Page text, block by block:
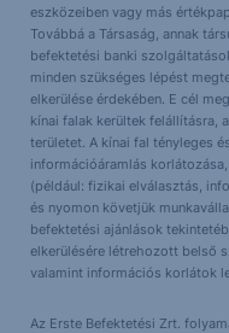
eszközeiben vagy más
Továbbá a Társaság, annak
befektetési banki
minden szükséges lépést
elkerülése érdekében. E cél
kínai falak kerültek felállításra,
területet. A kínai fal tényleges
információáramlás
(például: fizikai elválasztás,
és nyomon követjük
befektetési ajánlások
elkerülésére létrehozott belső
valamint információs korlátok
Az Erste Befektetési Zrt.